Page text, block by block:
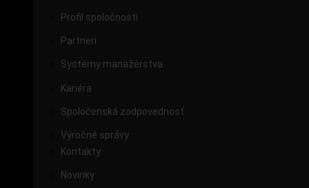
Profil spoločnosti
Partneri
Systémy manažérstva
Kariéra
Spoločenská zodpovednosť
Výročné správy
Kontakty
Novinky